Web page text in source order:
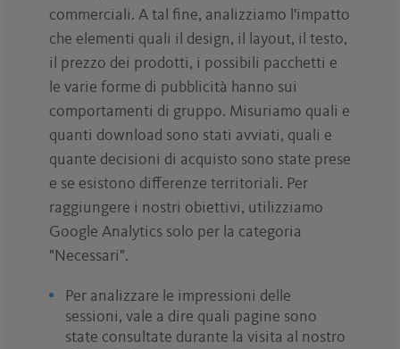
commerciali. A tal fine, analizziamo l'impatto
che elementi quali il design, il layout, il testo,
il prezzo dei prodotti, i possibili pacchetti e
le varie forme di pubblicità hanno sui
comportamenti di gruppo. Misuriamo quali e
quanti download sono stati avviati, quali e
quante decisioni di acquisto sono state prese
e se esistono differenze territoriali. Per
raggiungere i nostri obiettivi, utilizziamo
Google Analytics solo per la categoria
"Necessari".
Per analizzare le impressioni delle
sessioni, vale a dire quali pagine sono
state consultate durante la visita al nostro